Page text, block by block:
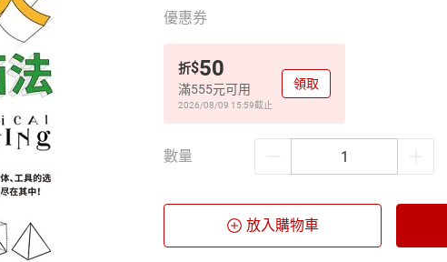
優惠券
折$50
滿555元可用
2026/08/09 15:59截止
領取
數量
放入購物車